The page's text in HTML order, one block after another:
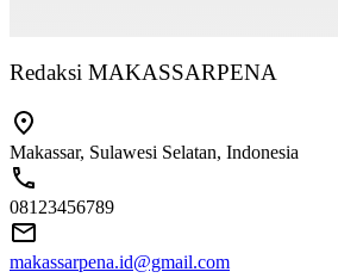
Redaksi MAKASSARPENA
Makassar, Sulawesi Selatan, Indonesia
08123456789
makassarpena.id@gmail.com